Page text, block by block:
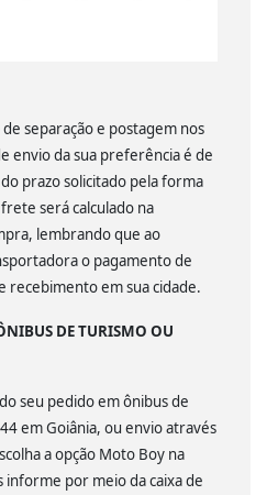
de separação e postagem nos
envio da sua preferência é de
prazo solicitado pela forma
será calculado na
lembrando que ao
o pagamento de
recebimento em sua cidade.
DE TURISMO OU
seu pedido em ônibus de
em Goiânia, ou envio através
a opção Moto Boy na
informe por meio da caixa de